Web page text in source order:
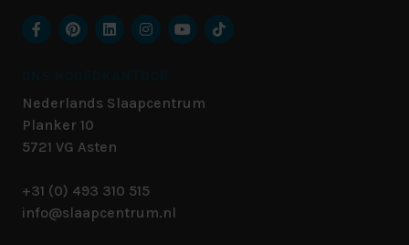
Nederlands Slaapcentrum
Planker 10
5721 VG Asten
+31 (0) 493 310 515
info@slaapcentrum.nl